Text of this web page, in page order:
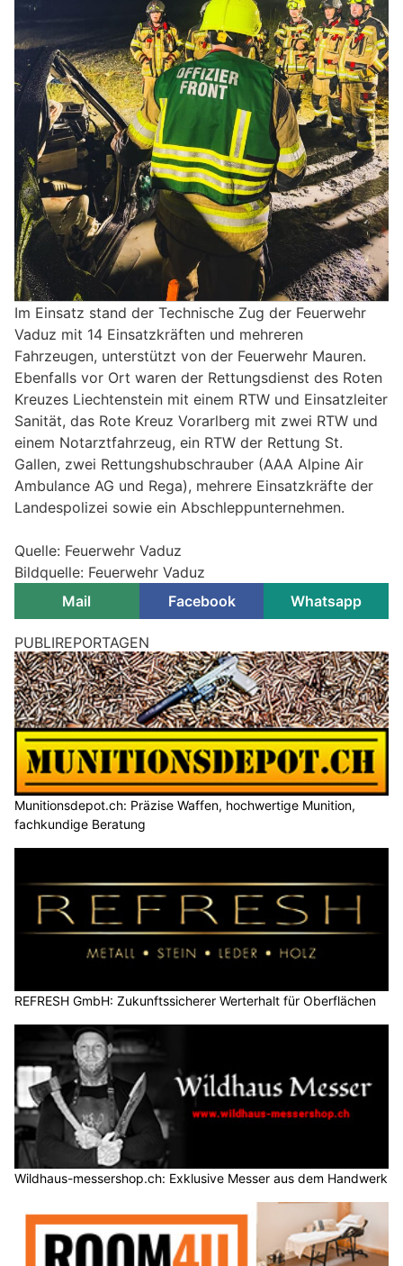
Im Einsatz stand der Technische Zug der Feuerwehr
Vaduz mit 14 Einsatzkräften und mehreren
Fahrzeugen, unterstützt von der Feuerwehr Mauren.
Ebenfalls vor Ort waren der Rettungsdienst des Roten
Kreuzes Liechtenstein mit einem RTW und Einsatzleiter
Sanität, das Rote Kreuz Vorarlberg mit zwei RTW und
einem Notarztfahrzeug, ein RTW der Rettung St.
Gallen, zwei Rettungshubschrauber (AAA Alpine Air
Ambulance AG und Rega), mehrere Einsatzkräfte der
Landespolizei sowie ein Abschleppunternehmen.
Quelle: Feuerwehr Vaduz
Bildquelle: Feuerwehr Vaduz
Mail
Facebook Whatsapp
PUBLIREPORTAGEN
Munitionsdepot.ch: Präzise Waffen, hochwertige Munition,
fachkundige Beratung
REFRESH GmbH: Zukunftssicherer Werterhalt für Oberflächen
Wildhaus-messershop.ch: Exklusive Messer aus dem Handwerk